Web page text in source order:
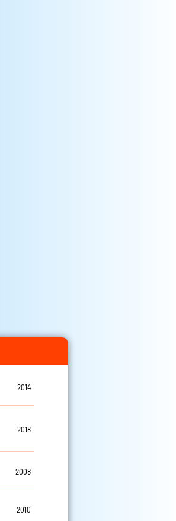
2014
2018
2008
2010